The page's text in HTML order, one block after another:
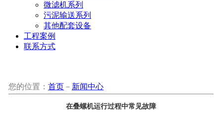
微滤机系列
污泥输送系列
其他配套设备
工程案例
联系方式
您的位置： 首页 － 新闻中心
在叠螺机运行过程中常见故障